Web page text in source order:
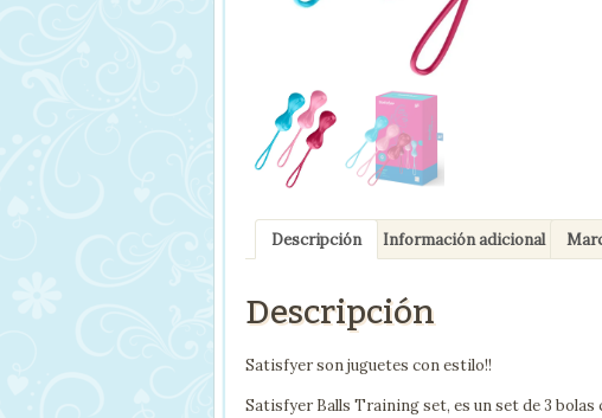
Descripción Información adicional
Descripción
Satisfyer son juguetes con estilo!!
Satisfyer Balls Training set, es un set de 3